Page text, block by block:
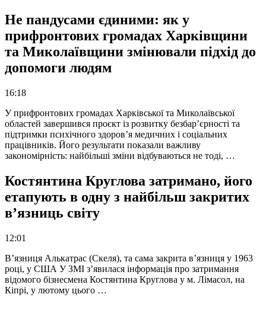
Не пандусами єдиними: як у
прифронтових громадах Харківщини
та Миколаївщини змінювали підхід до
допомоги людям
16:18
У прифронтових громадах Харківської та Миколаївської
областей завершився проєкт із розвитку безбар’єрності та
підтримки психічного здоров’я медичних і соціальних
працівників. Його результати показали важливу
закономірність: найбільші зміни відбуваються не тоді, …
Костянтина Круглова затримано, його
етапують в одну з найбільш закритих
в’язниць світу
12:01
В’язниця Алькатрас (Скеля), та сама закрита в’язниця у 1963
році, у США У ЗМІ з’явилася інформація про затримання
відомого бізнесмена Костянтина Круглова у м. Лімасол, на
Кіпрі, у лютому цього …